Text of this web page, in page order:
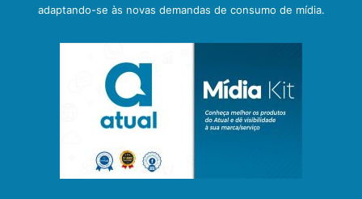
adaptando-se às novas demandas de consumo de mídia.